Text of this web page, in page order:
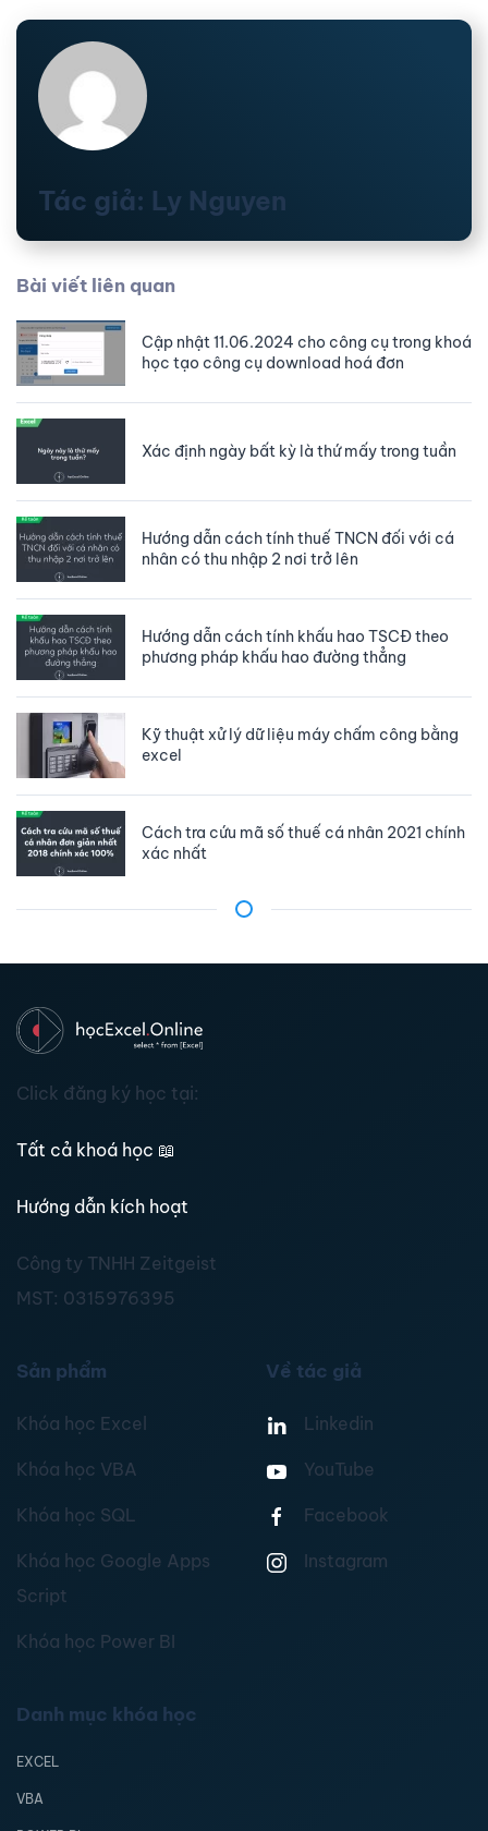
Tác giả: Ly Nguyen
Bài viết liên quan
Cập nhật 11.06.2024 cho công cụ trong khoá
học tạo công cụ download hoá đơn
Xác định ngày bất kỳ là thứ mấy trong tuần
Hướng dẫn cách tính thuế TNCN đối với cá
nhân có thu nhập 2 nơi trở lên
Hướng dẫn cách tính khấu hao TSCĐ theo
phương pháp khấu hao đường thẳng
Kỹ thuật xử lý dữ liệu máy chấm công bằng
excel
Cách tra cứu mã số thuế cá nhân 2021 chính
xác nhất
Click đăng ký học tại:
Tất cả khoá học 📖
Hướng dẫn kích hoạt
Công ty TNHH Zeitgeist
MST: 0315976395
Sản phẩm
Khóa học Excel
Khóa học VBA
Khóa học SQL
Khóa học Google Apps
Script
Khóa học Power BI
Về tác giả
Linkedin
YouTube
Facebook
Instagram
Danh mục khóa học
EXCEL
VBA